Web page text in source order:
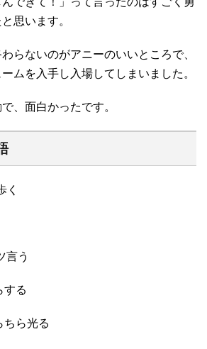
思います。
らないのがアニーのいいところで、
ムを入手し入場してしまいました。
、面白かったです。
く
言う
する
ちら光る